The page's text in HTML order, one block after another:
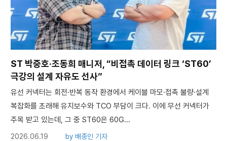
ST 박중호·조동희 매니저, “비접촉 데이터 링크 ‘ST60’
극강의 설계 자유도 선사”
유선 커넥터는 회전·반복 동작 환경에서 케이블 마모·접촉 불량·설계
복잡화를 초래해 유지보수와 TCO 부담이 크다. 이에 무선 커넥터가
주목 받고 있는데, 그 중 ST60은 60G...
2026.06.19 by 배종인 기자